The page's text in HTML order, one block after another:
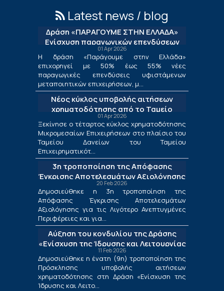
Latest news / blog
Δράση «ΠΑΡΑΓΟΥΜΕ ΣΤΗΝ ΕΛΛΑΔΑ»
Ενίσχυση παραγωγικών επενδύσεων
μεταποίησης
01 Apr 2026
Η δράση «Παράγουμε στην Ελλάδα»
επιχορηγεί με 50% έως 55% νέες
παραγωγικές επενδύσεις υφιστάμενων
μεταποιητικών επιχειρήσεων, μ...
Νέος κύκλος υποβολής αιτήσεων
χρηματοδότησης από το Ταμείο
Δανείων του ΤΕΠΙΧ ΙΙΙ
01 Apr 2026
Ξεκίνησε ο τέταρτος κύκλος χρηματοδότησης
Μικρομεσαίων Επιχειρήσεων στο πλαίσιο του
Ταμείου Δανείων του Ταμείου
Επιχειρηματικότ...
3η τροποποίηση της Απόφασης
Έγκρισης Αποτελεσμάτων Αξιολόγησης
για τις Λιγότερο Ανεπτυγμένες
Περιφέρειες και για τις Περιφέρειες
Μετάβασης στο πλαίσιο της Δράσης
«Ενίσχυση της Ίδρυσης και Λειτουργίας
Νέων Μικρομεσαίων Τουριστικών
Επιχειρήσεων»
20 Feb 2026
Δημοσιεύθηκε η 3η τροποποίηση της
Απόφασης Έγκρισης Αποτελεσμάτων
Αξιολόγησης για τις Λιγότερο Ανεπτυγμένες
Περιφέρειες και για...
Αύξηση του κονδυλίου της Δράσης
«Ενίσχυση της Ίδρυσης και Λειτουργίας
Νέων Μικρομεσαίων Τουριστικών
Επιχειρήσεων»
11 Feb 2026
Δημοσιεύθηκε η ένατη (9η) τροποποίηση της
Πρόσκλησης υποβολής αιτήσεων
χρηματοδότησης στη Δράση «Ενίσχυση της
Ίδρυσης και Λειτο...